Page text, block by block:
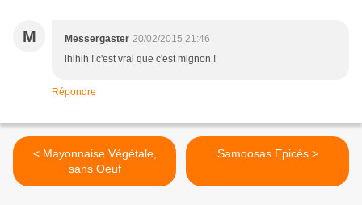
M Messergaster 20/02/2015 21:46
ihihih ! c'est vrai que c'est mignon !
Répondre
< Mayonnaise Végétale,
sans Oeuf
Samoosas Epicés >